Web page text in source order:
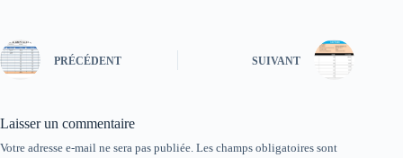
PRÉCÉDENT SUIVANT
Laisser un commentaire
Votre adresse e-mail ne sera pas publiée. Les champs obligatoires sont